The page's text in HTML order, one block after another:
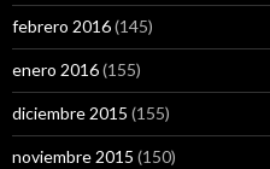
febrero 2016(145)
enero 2016(155)
diciembre 2015 (155)
noviembre 2015 (150)